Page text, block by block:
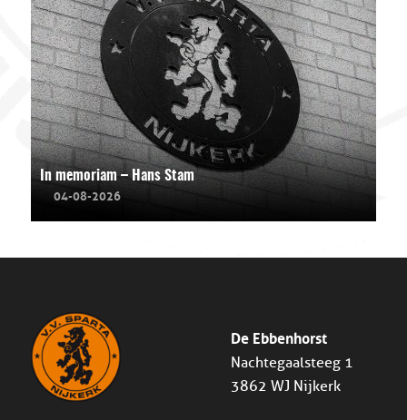
In memoriam – Hans Stam
04-08-2026
De Ebbenhorst
Nachtegaalsteeg 1
3862 WJ Nijkerk